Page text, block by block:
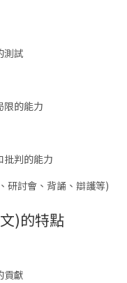
測試
限的能力
判的能力
研討會、背誦、辯護等)
)的特點
貢獻